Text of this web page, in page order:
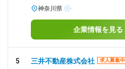
神奈川県 -
企業情報を見る
5 三井不動産株式会社 求人募集中